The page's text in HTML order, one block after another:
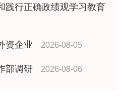
践行正确政绩观学习教育
资企业 2026-08-05
部调研 2026-08-06